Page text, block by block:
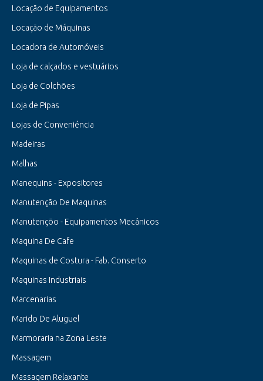
Locação de Equipamentos
Locação de Máquinas
Locadora de Automóveis
Loja de calçados e vestuários
Loja de Colchões
Loja de Pipas
Lojas de Conveniéncia
Madeiras
Malhas
Manequins - Expositores
Manutenção De Maquinas
Manutençõo - Equipamentos Mecânicos
Maquina De Cafe
Maquinas de Costura - Fab. Conserto
Maquinas Industriais
Marcenarias
Marido De Aluguel
Marmoraria na Zona Leste
Massagem
Massagem Relaxante